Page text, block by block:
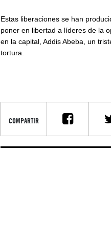
Estas liberaciones se han
poner en libertad a líderes de la
en la capital, Addis Abeba, un
tortura.
COMPARTIR